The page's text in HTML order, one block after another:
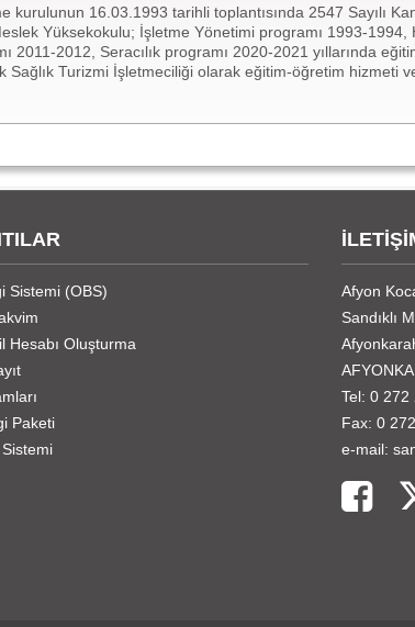
16.03.1993 tarihli toplantısında 2547 Sayılı
Yüksekokulu; İşletme Yönetimi programı 1993-
2011-2012, Seracılık programı 2020-2021 yıllarında
Turizmi İşletmeciliği olarak eğitim-öğretim hizmeti
Sistemi (OBS)
Hesabı Oluşturma
Paketi
Afyon
Sandıklı
Tel: 0 272
Fax: 0
e-mail: